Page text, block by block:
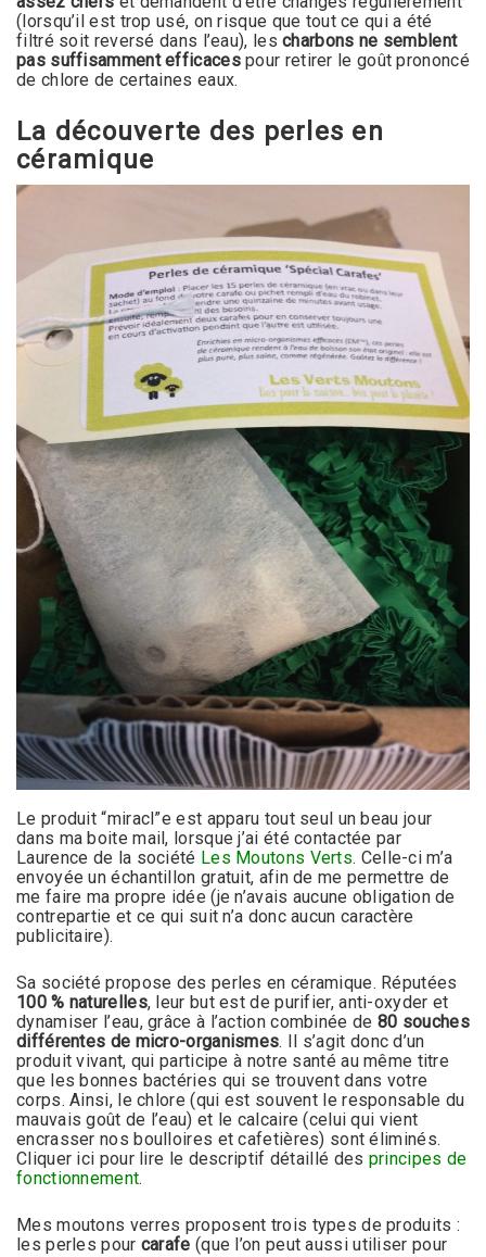
(lorsqu’il est trop usé, on risque que tout ce qui a été
filtré soit reversé dans l’eau), lescharbons ne semblent
pas suffisamment efficacespour retirer le goût prononcé
de chlore de certaines eaux.
La découverte des perles en
céramique
Le produit “miracl”e est apparu tout seul un beau jour
dans ma boite mail, lorsque j’ai été contactée par
Laurence de la société Les Moutons Verts. Celle-ci m’a
envoyée un échantillon gratuit, afin de me permettre de
me faire ma propre idée (je n’avais aucune obligation de
contrepartie et ce qui suit n’a donc aucun caractère
publicitaire).
Sa société propose des perles en céramique. Réputées
100 % naturelles, leur but est de purifier, anti-oxyder et
dynamiser l’eau, grâce à l’action combinée de 80 souches
différentes de micro-organismes. Il s’agit donc d’un
produit vivant, qui participe à notre santé au même titre
que les bonnes bactéries qui se trouvent dans votre
corps. Ainsi, le chlore (qui est souvent le responsable du
mauvais goût de l’eau) et le calcaire (celui qui vient
encrasser nos boulloires et cafetières) sont éliminés.
Cliquer ici pour lire le descriptif détaillé des principes de
fonctionnement.
Mes moutons verres proposent trois types de produits :
les perles pour carafe (que l’on peut aussi utiliser pour